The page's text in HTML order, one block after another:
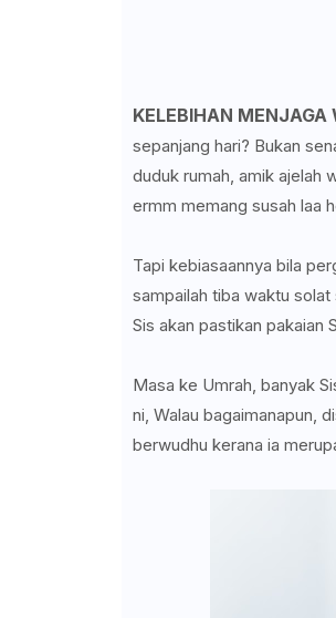
KELEBIHAN MENJAGA
sepanjang hari? Bukan
duduk rumah, amik ajelah
ermm memang susah laa
Tapi kebiasaannya bila
sampailah tiba waktu solat
Sis akan pastikan pakaian
Masa ke Umrah, banyak
ni, Walau bagaimanapun,
berwudhu kerana ia